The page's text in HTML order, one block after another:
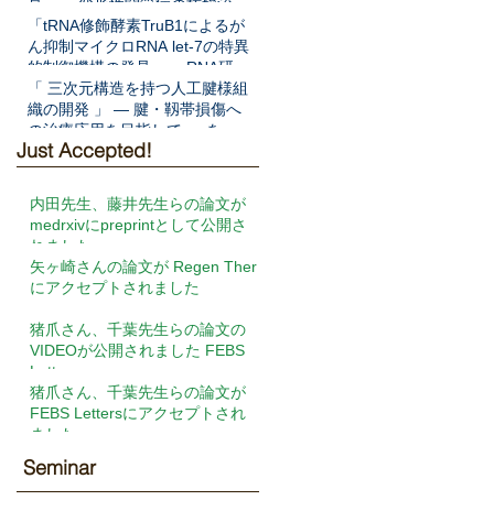
見」― 変形性関節症の核酸治療
法開発へ期待 ―をNat Commun
に発表
「tRNA修飾酵素TruB1によるが
ん抑制マイクロRNA let-7の特異
的制御機構の発見」― RNA研究
の新展開と新規がん病態解明へ
の期待 ―をEMBO Jに発表
「 三次元構造を持つ人工腱様組
織の開発 」 ― 腱・靱帯損傷へ
の治療応用を目指して ― を
Frontiers in Cell and
Developmental Biologyに発表
Just Accepted!
内田先生、藤井先生らの論文が
medrxivにpreprintとして公開さ
れました
矢ヶ崎さんの論文が Regen Ther
にアクセプトされました
猪爪さん、千葉先生らの論文の
VIDEOが公開されました FEBS
Letters
猪爪さん、千葉先生らの論文が
FEBS Lettersにアクセプトされ
ました
Seminar​